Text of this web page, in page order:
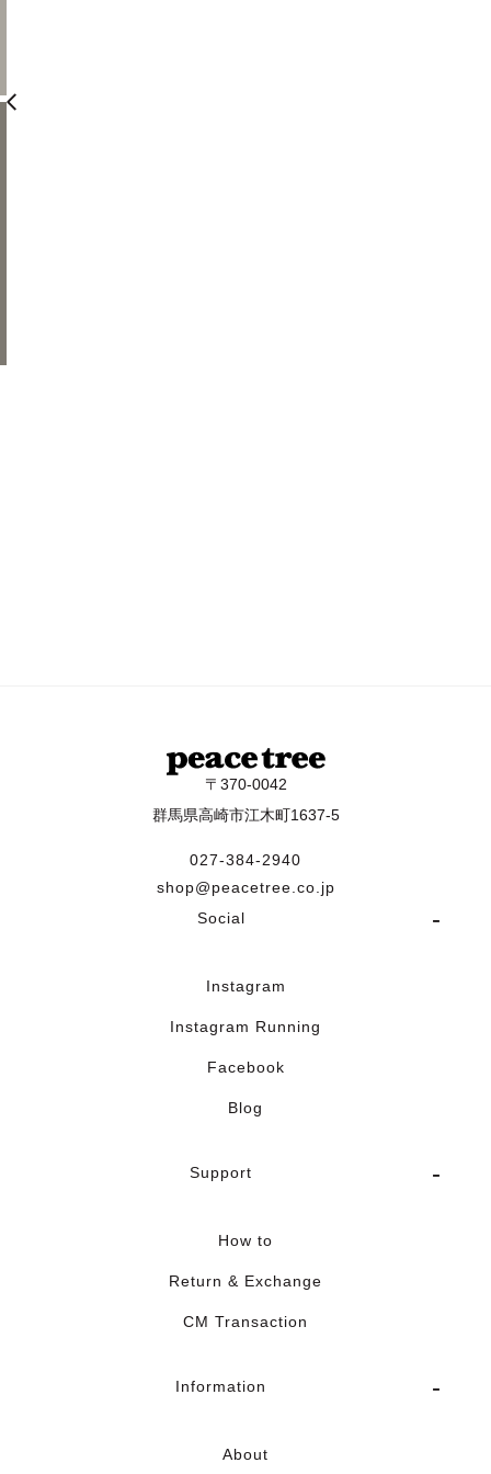
〒370-0042
群馬県高崎市江木町1637-5
027-384-2940
shop@peacetree.co.jp
Social
Instagram
Instagram Running
Facebook
Blog
Support
How to
Return & Exchange
CM Transaction
Information
About